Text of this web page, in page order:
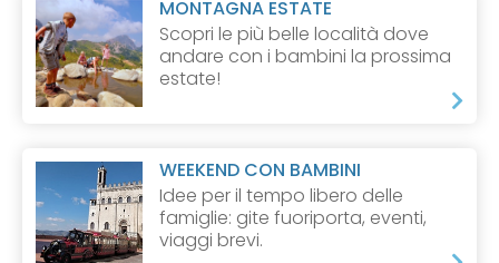
MONTAGNA ESTATE
Scopri le più belle località dove
andare con i bambini la prossima
estate!
WEEKEND CON BAMBINI
Idee per il tempo libero delle
famiglie: gite fuoriporta, eventi,
viaggi brevi.